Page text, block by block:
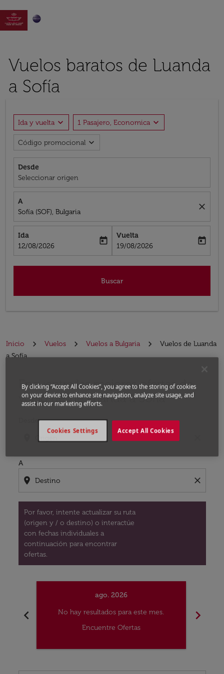

Vuelos baratos de Luanda
a Sofía
Ida y vuelta expand_more 1 Pasajero, Economica expand_more
Código promocional expand_more
Desde
Seleccionar origen
A
Sofía (SOF), Bulgaria
close
Ida
fc-booking-departure-date-aria-label
12/08/2026
today
Vuelta
fc-booking-return-date-aria-label
19/08/2026
today
Buscar
Inicio Vuelos Vuelos a Bulgaria
Vuelos de Luanda
a Sofía
Encuentre las mejores ofertas de
vuelo desde Luanda a Sofía
Desde
A
location_on close
Por favor, intente actualizar su ruta
(origen y / o destino) o interactúe
con fechas individuales a
continuación para encontrar
ofertas.
Por favor, intente actualizar su ruta (origen y / o
chevron_left
ago. 2026
No hay resultados para este mes.
Encuentre Ofertas
chevron_right
By clicking “Accept All Cookies”, you agree to the storing of cookies
on your device to enhance site navigation, analyze site usage, and
assist in our marketing efforts.
Accept All Cookies
Cookies Settings